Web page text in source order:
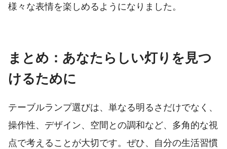
様々な表情を楽しめるようになりました。
まとめ：あなたらしい灯りを見つ
けるために
テーブルランプ選びは、単なる明るさだけでなく、
操作性、デザイン、空間との調和など、多角的な視
点で考えることが大切です。ぜひ、自分の生活習慣